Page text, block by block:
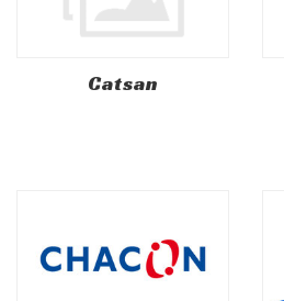
Catsan